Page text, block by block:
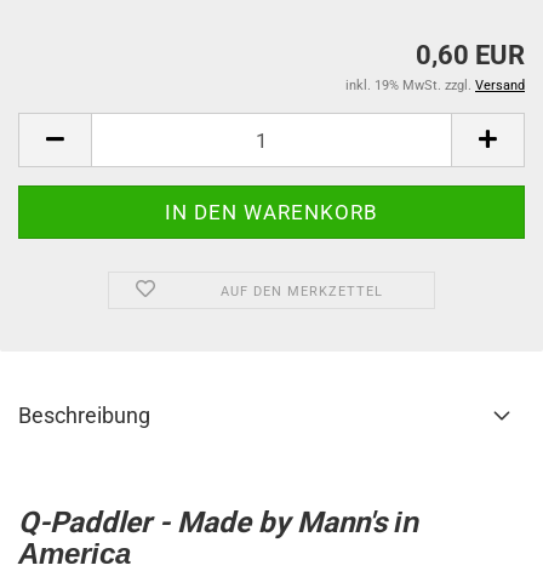
0,60 EUR
inkl. 19% MwSt. zzgl. Versand
AUF DEN MERKZETTEL
Beschreibung
Q-Paddler - Made by Mann'sin
America